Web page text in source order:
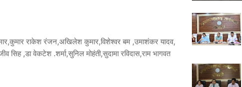
राकेश रंजन,अखिलेश कुमार,विशेश्वर बम ,उमाशंकर यादव,
,डा वेकटेश .शर्मा,सुनिल मोहंती,सुदामा रविदास,राम भागवत